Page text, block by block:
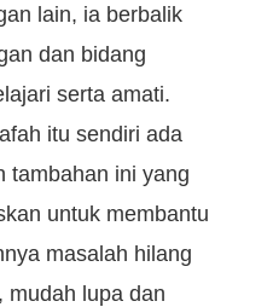
lain, ia berbalik
dan bidang
serta amati.
itu sendiri ada
tambahan ini yang
untuk membantu
masalah hilang
mudah lupa dan